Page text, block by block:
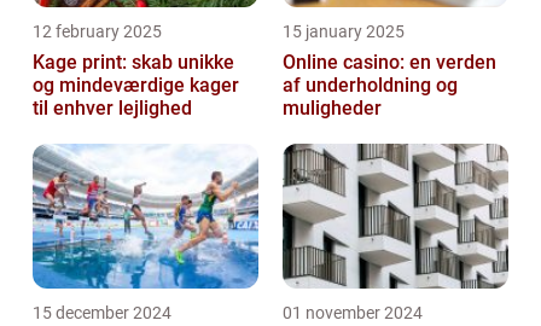
12 february 2025
Kage print: skab unikke
og mindeværdige kager
til enhver lejlighed
15 january 2025
Online casino: en verden
af underholdning og
muligheder
15 december 2024 01 november 2024